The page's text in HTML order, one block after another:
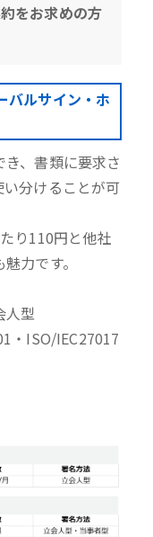
をお求めの方
バルサイン・ホ
き、書類に要求さ
分けることが可
り110円と他社
力です。
人型
・ISO/IEC27017